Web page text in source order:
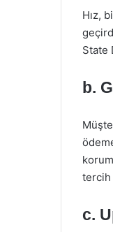
Hız,
State
b.
tercih
c.